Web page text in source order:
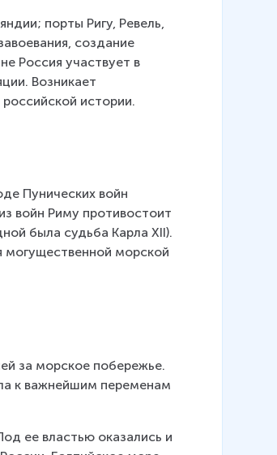
порты Ригу, Ревель,
создание
Россия участвует в
Возникает
истории.
Пунических войн
войн Риму противостоит
была судьба Карла XII).
могущественной морской
за морское побережье.
к важнейшим переменам
ее властью оказались и